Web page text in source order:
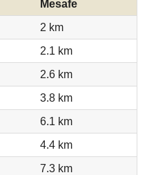
Mesafe
2 km
2.1 km
2.6 km
3.8 km
6.1 km
4.4 km
7.3 km